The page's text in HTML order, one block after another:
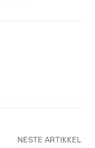
NESTE ARTIKKEL